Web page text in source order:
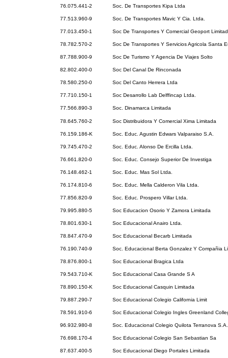
76.075.441-2 Soc. De Transportes Kipa Ltda
77.513.960-9 Soc. De Transportes Mavic Y Cia. Ltda.
77.013.450-1 Soc De Transportes Y Comercial Geoport
78.782.570-2 Soc De Transportes Y Servicios Agricola Santa
87.788.900-9 Soc De Turismo Y Agencia De Viajes Solto
82.802.400-0 Soc Del Canal De Rinconada
78.580.250-0 Soc Del Canto Herrera Ltda
77.710.150-1 Soc Desarrollo Lab Delffincap Ltda.
77.566.890-3 Soc. Dinamarca Limitada
78.645.760-2 Soc Distribuidora Y Comercial Xima Limitada
76.159.186-K Soc. Educ. Agustin Edwars Valparaiso S.A.
79.745.470-2 Soc. Educ. Alonso De Ercilla Ltda.
76.661.820-0 Soc. Educ. Consejo Superior De Investiga
76.148.462-1 Soc. Educ. Mas Sol Ltda.
76.174.810-6 Soc. Educ. Mella Calderon Vila Ltda.
77.856.820-9 Soc. Educ. Prospero Villar Ltda.
79.995.880-5 Soc Educacion Osorio Y Zamora Limitada
78.801.630-1 Soc Educacional Anairo Ltda.
78.847.470-9 Soc Educacional Becarb Limitada
76.190.740-9 Soc. Educacional Berta Gonzalez Y Compañia
78.876.800-1 Soc Educacional Bragica Ltda
79.543.710-K Soc Educacional Casa Grande S A
78.890.150-K Soc Educacional Casquin Limitada
79.887.290-7 Soc Educacional Colegio California Limit
78.591.910-6 Soc Educacional Colegio Ingles Greenland
96.932.980-8 Soc. Educacional Colegio Quilota Terranova S.A.
76.698.170-4 Soc Educacional Colegio San Sebastian Sa
87.637.400-5 Soc Educacional Diego Portales Limitada